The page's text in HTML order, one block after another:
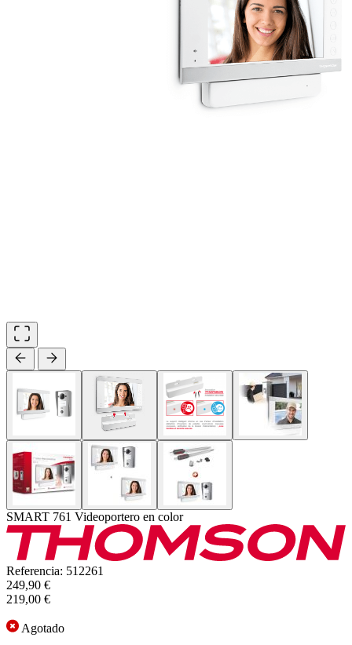
SMART 761 Videoportero en color
Referencia: 512261
249,90 €
219,00 €
Agotado